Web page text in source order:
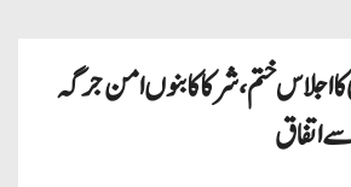
کا اجلاس ختم، شرکا کا بنوں امن جرگہ
اتفاق